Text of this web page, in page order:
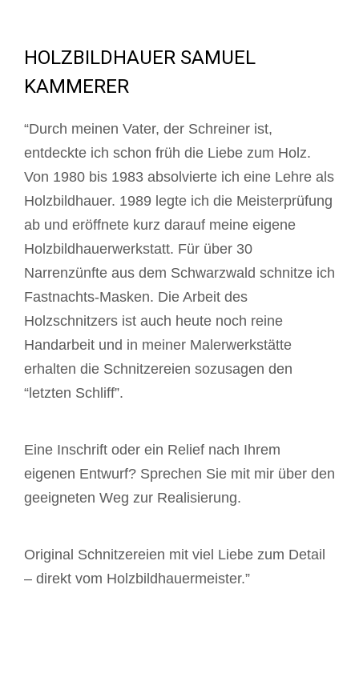
HOLZBILDHAUER SAMUEL
KAMMERER
“Durch meinen Vater, der Schreiner ist,
entdeckte ich schon früh die Liebe zum Holz.
Von 1980 bis 1983 absolvierte ich eine Lehre als
Holzbildhauer. 1989 legte ich die Meisterprüfung
ab und eröffnete kurz darauf meine eigene
Holzbildhauerwerkstatt. Für über 30
Narrenzünfte aus dem Schwarzwald schnitze ich
Fastnachts-Masken. Die Arbeit des
Holzschnitzers ist auch heute noch reine
Handarbeit und in meiner Malerwerkstätte
erhalten die Schnitzereien sozusagen den
“letzten Schliff”.
Eine Inschrift oder ein Relief nach Ihrem
eigenen Entwurf? Sprechen Sie mit mir über den
geeigneten Weg zur Realisierung.
Original Schnitzereien mit viel Liebe zum Detail
– direkt vom Holzbildhauermeister.”